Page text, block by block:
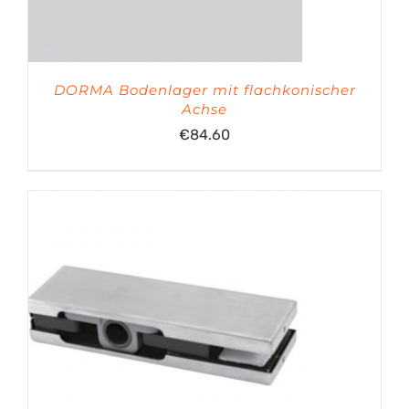
DORMA Bodenlager mit flachkonischer
Achse
€84.60